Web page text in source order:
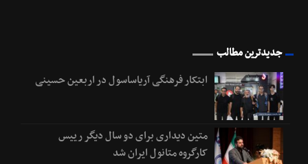
جدیدترین مطالب
ابتکار فرهنگی آریاساسول در اربعین حسینی
متین دیداری برای دو سال دیگر رییس
کارگروه متانول ایران شد